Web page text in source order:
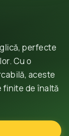
perfecte
Cu o
aceste
finite de înaltă